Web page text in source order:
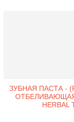
ЗУБНАЯ ПАСТА -
ОТБЕЛИВАЮЩАЯ
HERBAL